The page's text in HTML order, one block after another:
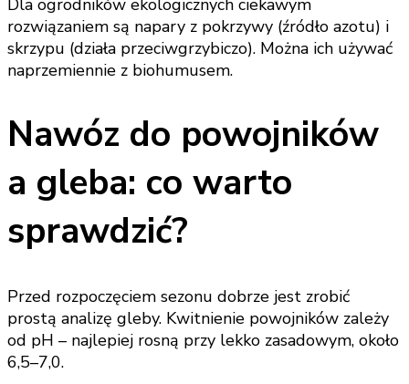
Dla ogrodników ekologicznych ciekawym
rozwiązaniem są napary z pokrzywy (źródło azotu) i
skrzypu (działa przeciwgrzybiczo). Można ich używać
naprzemiennie z biohumusem.
Nawóz do powojników
a gleba: co warto
sprawdzić?
Przed rozpoczęciem sezonu dobrze jest zrobić
prostą analizę gleby. Kwitnienie powojników zależy
od pH – najlepiej rosną przy lekko zasadowym, około
6,5–7,0.